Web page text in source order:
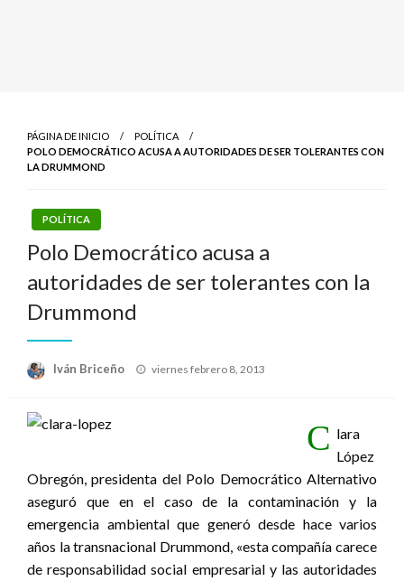
PÁGINA DE INICIO
POLÍTICA
POLO DEMOCRÁTICO ACUSA A AUTORIDADES DE SER TOLERANTES CON
LA DRUMMOND
POLÍTICA
Polo Democrático acusa a
autoridades de ser tolerantes con la
Drummond
Iván Briceño
Publicado
viernes febrero 8, 2013
C lara
López
Obregón, presidenta del Polo Democrático Alternativo
aseguró que en el caso de la contaminación y la
emergencia ambiental que generó desde hace varios
años la transnacional Drummond, «esta compañía carece
de responsabilidad social empresarial y las autoridades